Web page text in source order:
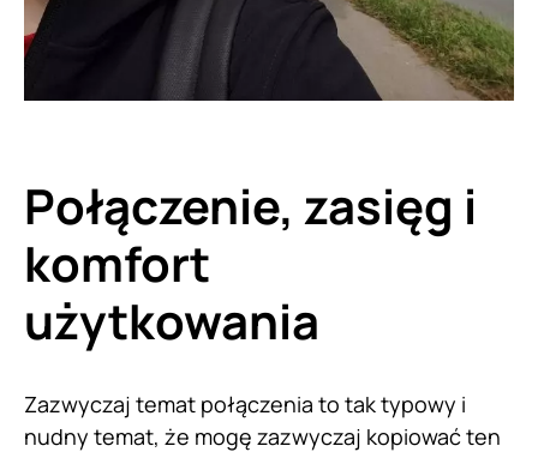
Połączenie, zasięg i
komfort
użytkowania
Zazwyczaj temat połączenia to tak typowy i
nudny temat, że mogę zazwyczaj kopiować ten